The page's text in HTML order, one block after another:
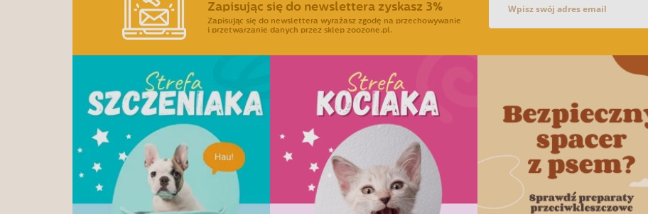
Zapisując się do newslettera zyskasz 3%
Zapisując się do newslettera wyrażasz zgodę na przechowywanie
i przetwarzanie danych przez sklep zoozone.pl.